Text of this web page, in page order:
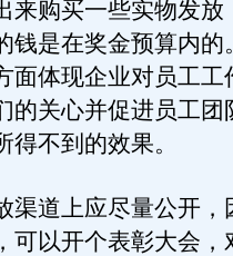
来购买一些实物发放
钱是在奖金预算内的
面体现企业对员工工
的关心并促进员工团
不到的效果。
道上应尽量公开，
可以开个表彰大会，